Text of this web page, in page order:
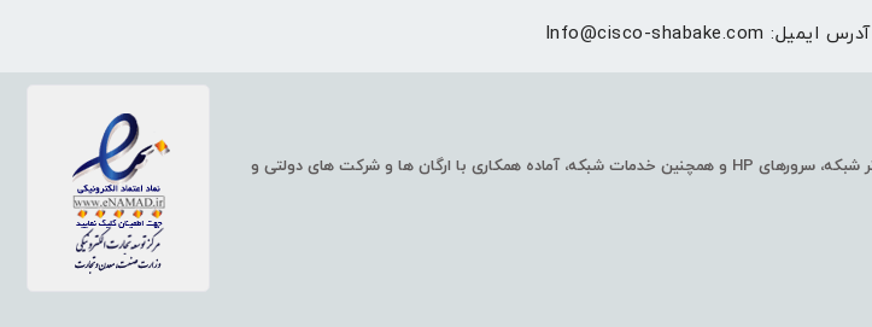
آدرس ایمیل: Info@cisco-shabake.com
شرکت شبکه گستران فرابورس با چندین سال سابقه در زمینه واردات و فروش تجهیزات شبکه، مانند سوئیچ و روتر شبکه، سرورهای HP و همچنین خدمات شبکه، آماده همکاری با ارگان ها و شرکت های دولتی و